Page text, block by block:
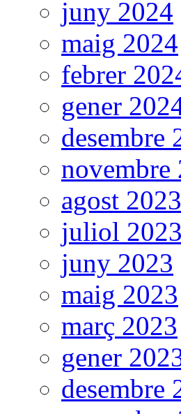
juny 2024
maig 2024
febrer
gener
desembre
novembre
agost 2023
juliol 2023
juny 2023
maig 2023
març 2023
gener
desembre